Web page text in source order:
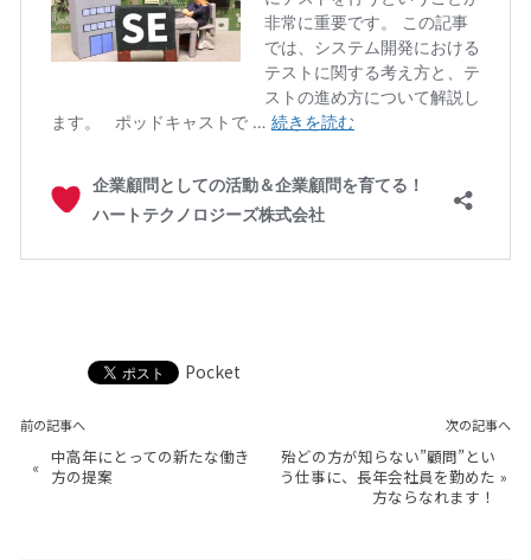
Pocket
前の記事へ
« 中高年にとっての新たな働き
方の提案
次の記事へ
殆どの方が知らない”顧問”とい
う仕事に、長年会社員を勤めた
方ならなれます！
»